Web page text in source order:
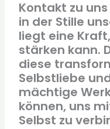
Kontakt zu
in der Stille
liegt eine
stärken kann.
diese
Selbstliebe
mächtige
können, uns
Selbst zu